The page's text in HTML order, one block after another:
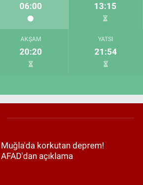
06:00 13:15
AKŞAM
20:20
YATSI
21:54
Muğla'da korkutan deprem!
AFAD'dan açıklama